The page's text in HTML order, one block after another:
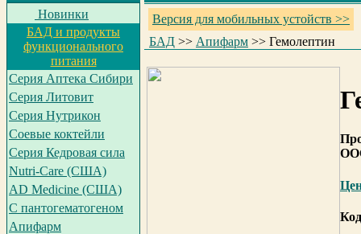
Новинки
БАД и продукты
функционального
питания
Серия Аптека Сибири
Серия Литовит
Серия Нутрикон
Соевые коктейли
Серия Кедровая сила
Nutri-Care (США)
AD Medicine (США)
С пантогематогеном
Апифарм
Версия для мобильных устойств >>
БАД >> Апифарм >> Гемолептин